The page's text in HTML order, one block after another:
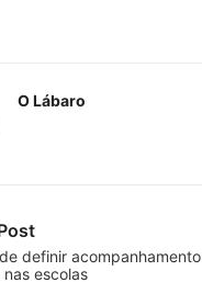
O Lábaro
definir acompanhamento
escolas